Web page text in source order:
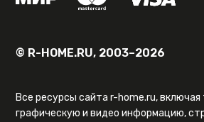
© R-HOME.RU, 2003–2026
Все ресурсы сайта r-home.ru,
графическую и видео информацию,